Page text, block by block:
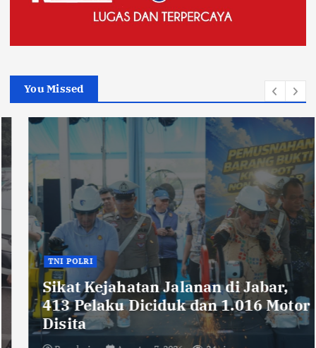
You Missed
TNI POLRI
Sikat Kejahatan Jalanan di Jabar,
413 Pelaku Diciduk dan 1.016 Motor
Disita